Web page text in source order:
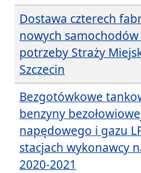
Dostawa czterech
nowych samochodów
potrzeby Straży
Szczecin
Bezgotówkowe
benzyny
napędowego i gazu
stacjach wykonawcy
2020-2021